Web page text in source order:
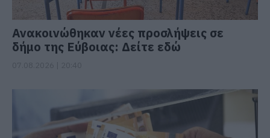
Ανακοινώθηκαν νέες προσλήψεις σε
δήμο της Εύβοιας: Δείτε εδώ